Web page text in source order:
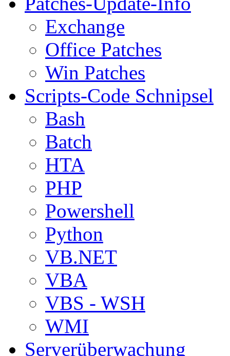
Exchange
Office Patches
Win Patches
Scripts-Code Schnipsel
Bash
Batch
HTA
PHP
Powershell
Python
VB.NET
VBA
VBS - WSH
WMI
Serverüberwachung